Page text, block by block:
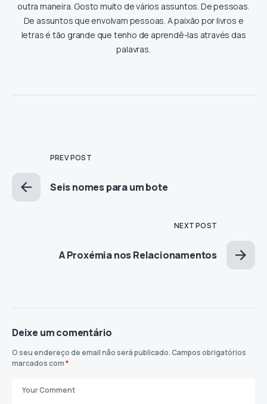
outra maneira. Gosto muito de vários assuntos. De pessoas.
De assuntos que envolvam pessoas. A paixão por livros e
letras é tão grande que tenho de aprendê-las através das
palavras.
PREV POST
Seis nomes para um bote
NEXT POST
A Proxémia nos Relacionamentos
Deixe um comentário
O seu endereço de email não será publicado.Campos obrigatórios
marcados com*